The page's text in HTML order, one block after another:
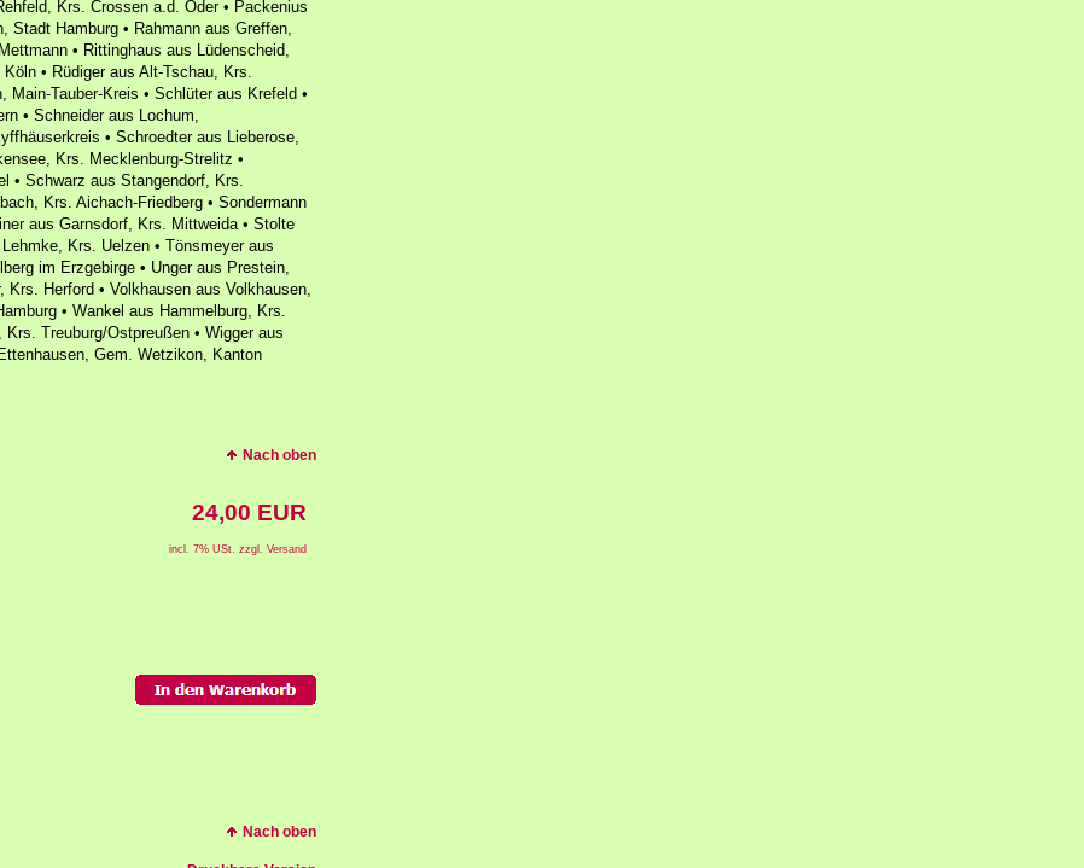
Krs. Crossen a.d. Oder • Packenius
Stadt Hamburg • Rahmann aus Greffen,
• Rittinghaus aus Lüdenscheid,
• Rüdiger aus Alt-Tschau, Krs.
Tauber-Kreis • Schlüter aus Krefeld •
• Schneider aus Lochum,
• Schroedter aus Lieberose,
Krs. Mecklenburg-Strelitz •
• Schwarz aus Stangendorf, Krs.
Krs. Aichach-Friedberg • Sondermann
aus Garnsdorf, Krs. Mittweida • Stolte
Krs. Uelzen • Tönsmeyer aus
im Erzgebirge • Unger aus Prestein,
Herford • Volkhausen aus Volkhausen,
• Wankel aus Hammelburg, Krs.
Treuburg/Ostpreußen • Wigger aus
Gem. Wetzikon, Kanton
Nach oben
24,00 EUR
incl. 7% USt. zzgl. Versand
Nach oben